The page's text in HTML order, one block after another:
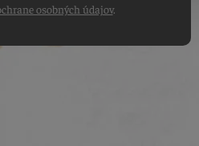
osobných údajov.